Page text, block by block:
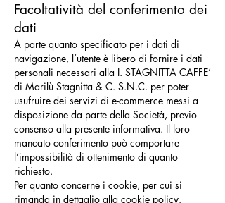
Facoltatività del conferimento dei
dati
A parte quanto specificato per i dati di
navigazione, l’utente è libero di fornire i dati
personali necessari alla I. STAGNITTA CAFFE’
di Marilù Stagnitta & C. S.N.C. per poter
usufruire dei servizi di e-commerce messi a
disposizione da parte della Società, previo
consenso alla presente informativa. Il loro
mancato conferimento può comportare
l’impossibilità di ottenimento di quanto
richiesto.
Per quanto concerne i cookie, per cui si
rimanda in dettaglio alla cookie policy,